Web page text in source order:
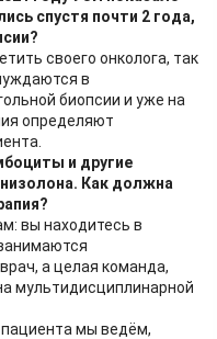
спустя почти 2 года,
своего онколога, так
в
биопсии и уже на
определяют
и другие
Как должна
вы находитесь в
а целая команда,
мультидисциплинарной
мы ведём,